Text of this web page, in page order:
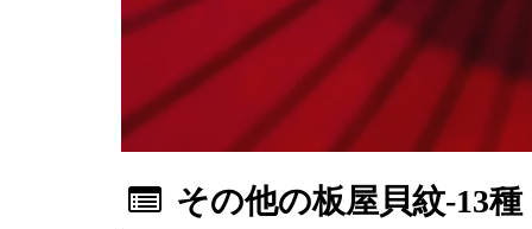
その他の板屋貝紋-13種